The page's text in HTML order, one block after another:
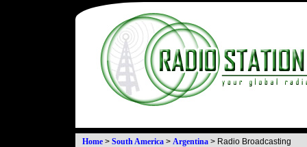
Home > South America > Argentina > Radio Broadcasting